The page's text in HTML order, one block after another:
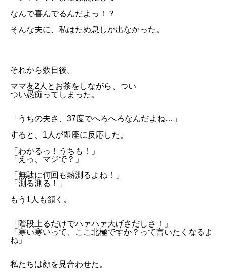
なんで喜んでるんだよっ！？
そんな夫に、私はため息しか出なかった。
それから数日後。
ママ友2人とお茶をしながら、つい
つい愚痴ってしまった。
「うちの夫さ、37度でへろへろなんだよね…」
すると、1人が即座に反応した。
「わかるっ！うちも！」
「えっ、マジで？」
「無駄に何回も熱測るよね！」
「測る測る！」
もう1人も頷く。
「階段上るだけでハァハァ大げさだしさ！」
「寒い寒いって、ここ北極ですか？って言いたくなるよ
ね」
私たちは顔を見合わせた。